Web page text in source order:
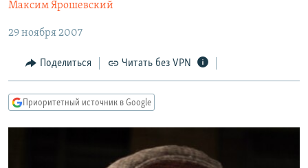
Вернутся
главной
навигации
Вернутся
ЦИТАТЫ СВОБОДЫ
МНЕНИЯ
КУЛЬТУРА
IDEL.РЕАЛИИ
КАВКАЗ.РЕАЛИИ
Максим Ярошевский
29 ноября 2007
Поделиться Читать без VPN
Приоритетный источник в Google